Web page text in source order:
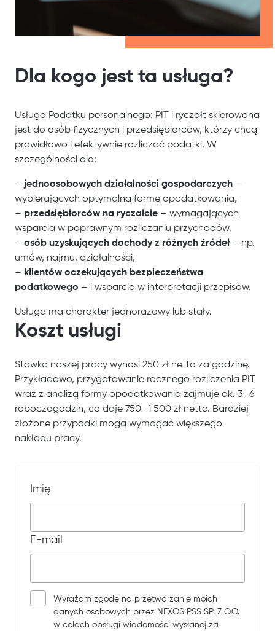
Dla kogo jest ta usługa?
Usługa Podatku personalnego: PIT i ryczałt skierowana
jest do osób fizycznych i przedsiębiorców, którzy chcą
prawidłowo i efektywnie rozliczać podatki. W
szczególności dla:
– jednoosobowych działalności gospodarczych –
wybierających optymalną formę opodatkowania,
– przedsiębiorców na ryczałcie – wymagających
wsparcia w poprawnym rozliczaniu przychodów,
– osób uzyskujących dochody z różnych źródeł – np.
umów, najmu, działalności,
– klientów oczekujących bezpieczeństwa
podatkowego – i wsparcia w interpretacji przepisów.
Usługa ma charakter jednorazowy lub stały.
Koszt usługi
Stawka naszej pracy wynosi 250 zł netto za godzinę.
Przykładowo, przygotowanie rocznego rozliczenia PIT
wraz z analizą formy opodatkowania zajmuje ok. 3–6
roboczogodzin, co daje 750–1 500 zł netto. Bardziej
złożone przypadki mogą wymagać większego
nakładu pracy.
Imię
E-mail
Wyrażam zgodę na przetwarzanie moich
danych osobowych przez NEXOS PSS SP. Z O.O.
w celach obsługi wiadomości wysłanej za